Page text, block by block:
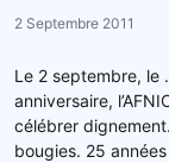
r
e
l
a
d
u
2 Septembre 2011
Le 2 septembre, le
anniversaire,
célébrer
bougies. 25